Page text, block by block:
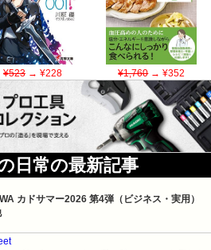
¥523→ ¥228 ¥1,760→ ¥352
日常の最新記事
カドサマー2026 第4弾（ビジネス・実用）